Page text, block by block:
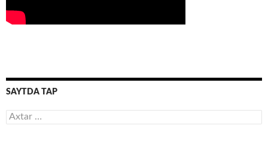
SAYTDA TAP
Axtarış: